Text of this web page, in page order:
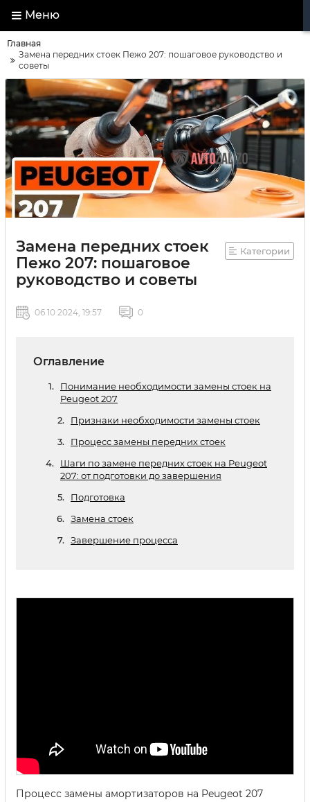
Меню
Главная
Замена передних стоек Пежо 207: пошаговое руководство и
советы
Замена передних стоек
Пежо 207: пошаговое
руководство и советы
Категории
06 10 2024, 19:57 0
Оглавление
Понимание необходимости замены стоек на
Peugeot 207
Признаки необходимости замены стоек
Процесс замены передних стоек
Шаги по замене передних стоек на Peugeot
207: от подготовки до завершения
Подготовка
Замена стоек
Завершение процесса
Процесс замены амортизаторов на Peugeot 207